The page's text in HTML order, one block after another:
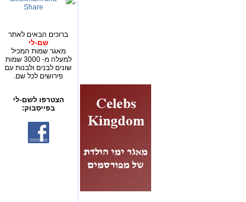
ברוכים הבאים לאתר
שם-לי
מאגר שמות המכיל
למעלה מ- 3000 שמות
שונים לבנים ולבנות עם
פירושים לכל שם.
הצטרפו לשם-לי
בפייסבוק: